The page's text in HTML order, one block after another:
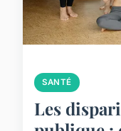
SANTÉ
Les